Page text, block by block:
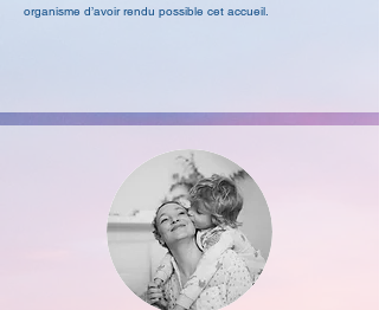
organisme d’avoir rendu possible cet accueil.